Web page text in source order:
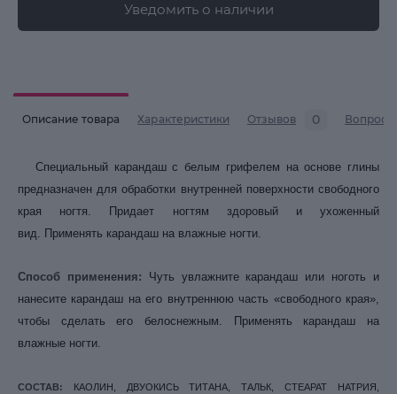
Уведомить о наличии
Описание товара Характеристики Отзывов 0 Вопросы
Специальный карандаш с белым грифелем на основе глины
предназначен для обработки внутренней поверхности свободного
края ногтя. Придает ногтям здоровый и ухоженный
вид. Применять карандаш на влажные ногти.
Способ применения: Чуть увлажните карандаш или ноготь и
нанесите карандаш на его внутреннюю часть «свободного края»,
чтобы сделать его белоснежным. Применять карандаш на
влажные ногти.
СОСТАВ: КАОЛИН, ДВУОКИСЬ ТИТАНА, ТАЛЬК, СТЕАРАТ НАТРИЯ,